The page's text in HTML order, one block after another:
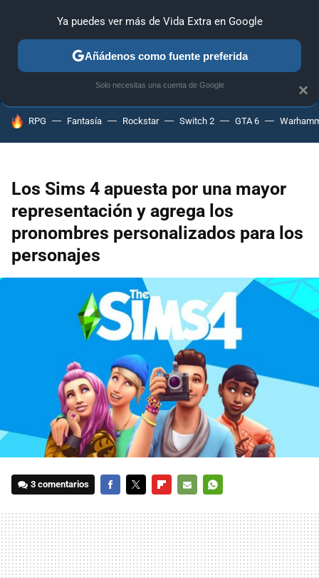
ANÁLISIS GUÍAS Y TRUCOS PC SONY NINTENDO
HOY SE HABLA DE
RPG Fantasía Rockstar Switch 2 GTA 6
Los Sims 4 apuesta por una mayor
representación y agrega los
pronombres personalizados para los
personajes
3 comentarios
MAIL
×
Ya puedes ver más de Vida Extra en Google
Añádenos como fuente preferida
Solo necesitas una cuenta de Google